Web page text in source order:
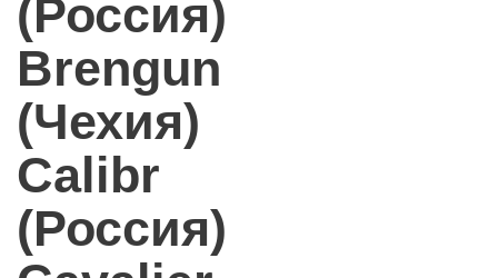
(Россия)
Brengun
(Чехия)
Calibr
(Россия)